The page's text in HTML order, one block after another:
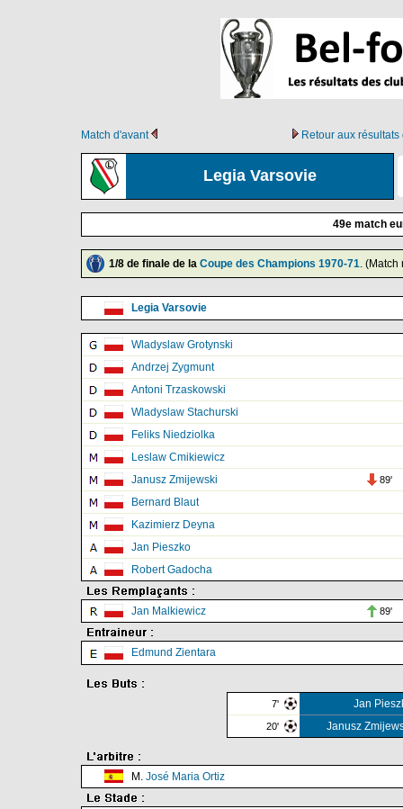
Match d'avant Retour aux
Legia Varsovie
49e match
1/8 de finale de la Coupe des Champions 1970-71. (Match
Legia Varsovie
Wladyslaw Grotynski
Andrzej Zygmunt
Antoni Trzaskowski
Wladyslaw Stachurski
Feliks Niedziolka
Leslaw Cmikiewicz
Janusz Zmijewski
89'
Bernard Blaut
Kazimierz Deyna
Jan Pieszko
Robert Gadocha
Jan Malkiewicz 89'
Edmund Zientara
7' Jan
20' Janusz
M. José Maria Ortiz